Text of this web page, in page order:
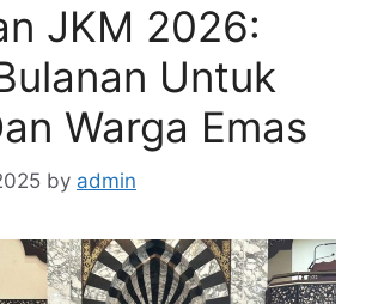
JKM 2026:
Untuk
Warga Emas
by admin